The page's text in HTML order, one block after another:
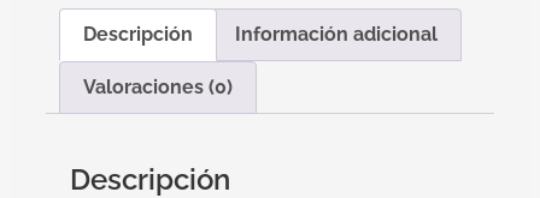
Descripción Información adicional
Valoraciones (0)
Descripción